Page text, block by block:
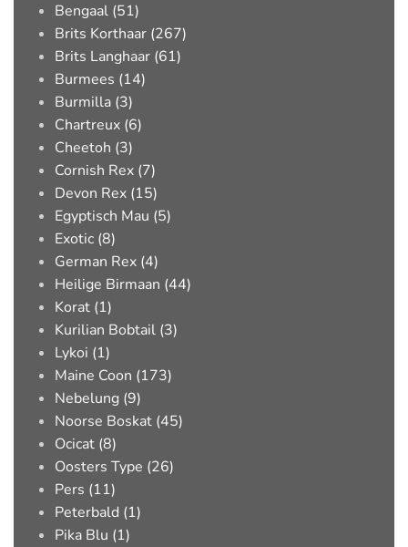
Bengaal (51)
Brits Korthaar (267)
Brits Langhaar (61)
Burmees (14)
Burmilla (3)
Chartreux (6)
Cheetoh (3)
Cornish Rex (7)
Devon Rex (15)
Egyptisch Mau (5)
Exotic (8)
German Rex (4)
Heilige Birmaan (44)
Korat (1)
Kurilian Bobtail (3)
Lykoi (1)
Maine Coon (173)
Nebelung (9)
Noorse Boskat (45)
Ocicat (8)
Oosters Type (26)
Pers (11)
Peterbald (1)
Pika Blu (1)